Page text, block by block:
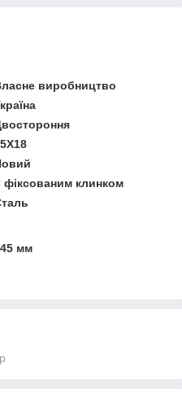
виробництво
фіксованим клинком
мм